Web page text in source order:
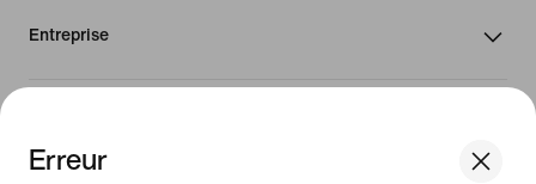
Erreur
Entreprise